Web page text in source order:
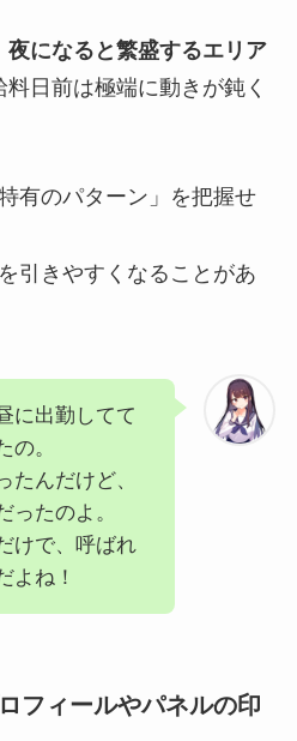
夜になると繁盛するエリア
日前は極端に動きが鈍く
有のパターン」を把握せ
引きやすくなることがあ
に出勤してて
の。
たんだけど、
ったのよ。
けで、呼ばれ
よね！
フィールやパネルの印